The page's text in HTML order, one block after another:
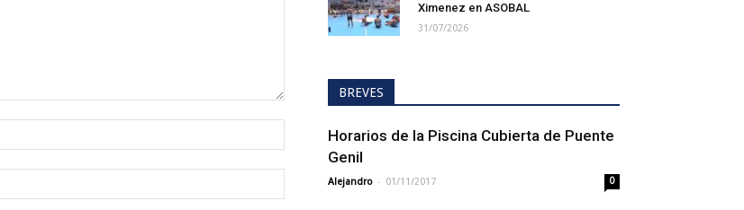
Ximenez en ASOBAL
31/07/2026
BREVES
Horarios de la Piscina Cubierta de Puente
Genil
Alejandro - 01/11/2017 0